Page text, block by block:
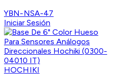
YBN-NSA-47
Iniciar Sesión
HOCHIKI